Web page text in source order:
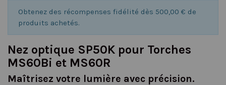
Obtenez des récompenses fidélité dès 500,00 € de
produits achetés.
Nez optique SP50K pour Torches
MS60Bi et MS60R
Maîtrisez votre lumière avec précision.